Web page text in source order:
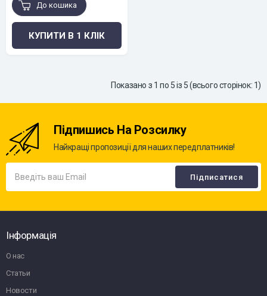
До кошика
КУПИТИ В 1 КЛІК
Показано з 1 по 5 із 5 (всього сторінок: 1)
Підпишись На Розсилку
Найкращі пропозиції для наших передплатників!
Інформація
О нас
Статьи
Новости